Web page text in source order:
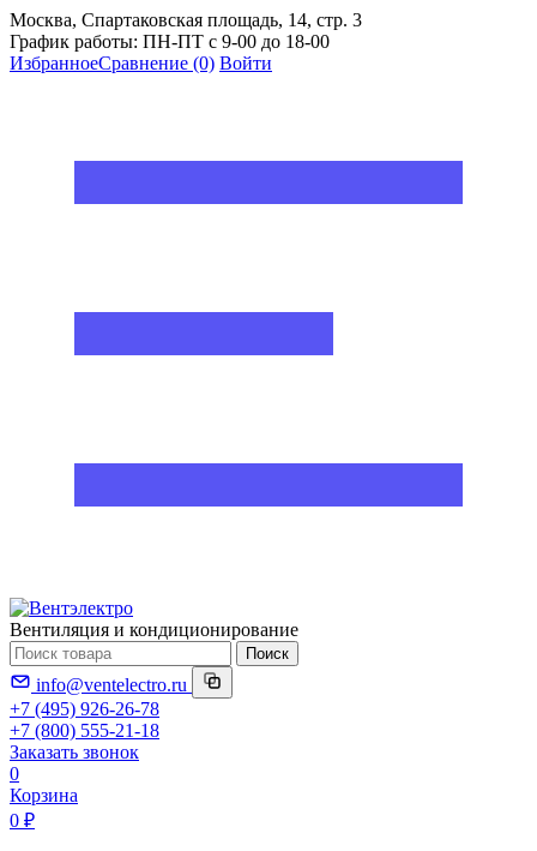
Москва, Спартаковская площадь, 14, стр. 3
График работы: ПН-ПТ с 9-00 до 18-00
ИзбранноеСравнение (0) Войти
Вентиляция и кондиционирование
Поиск
info@ventelectro.ru
+7 (495) 926-26-78
+7 (800) 555-21-18
Заказать звонок
0
Корзина
0 ₽